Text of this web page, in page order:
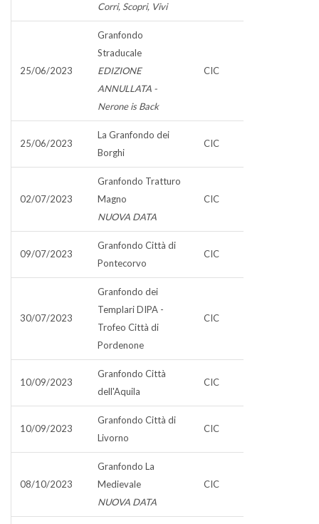
Corri, Scopri, Vivi
25/06/2023
Granfondo
Straducale
EDIZIONE
ANNULLATA -
Nerone is Back
CIC
25/06/2023
La Granfondo dei
Borghi
CIC
02/07/2023
Granfondo Tratturo
Magno
NUOVA DATA
CIC
09/07/2023
Granfondo Città di
Pontecorvo
CIC
30/07/2023
Granfondo dei
Templari DIPA -
Trofeo Città di
Pordenone
CIC
10/09/2023
Granfondo Città
dell'Aquila
CIC
10/09/2023
Granfondo Città di
Livorno
CIC
08/10/2023
Granfondo La
Medievale
NUOVA DATA
CIC